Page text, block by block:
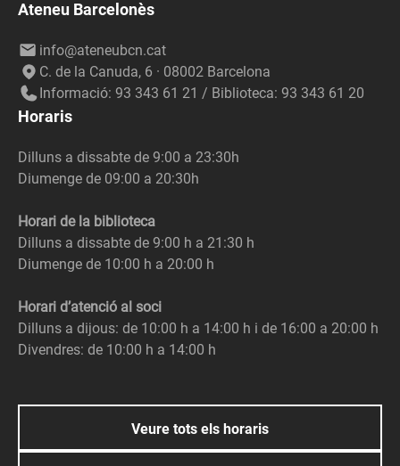
Ateneu Barcelonès
info@ateneubcn.cat
C. de la Canuda, 6 · 08002 Barcelona
Informació: 93 343 61 21 / Biblioteca: 93 343 61 20
Horaris
Dilluns a dissabte de 9:00 a 23:30h
Diumenge de 09:00 a 20:30h
Horari de la biblioteca
Dilluns a dissabte de 9:00 h a 21:30 h
Diumenge de 10:00 h a 20:00 h
Horari d’atenció al soci
Dilluns a dijous: de 10:00 h a 14:00 h i de 16:00 a 20:00 h
Divendres: de 10:00 h a 14:00 h
Veure tots els horaris